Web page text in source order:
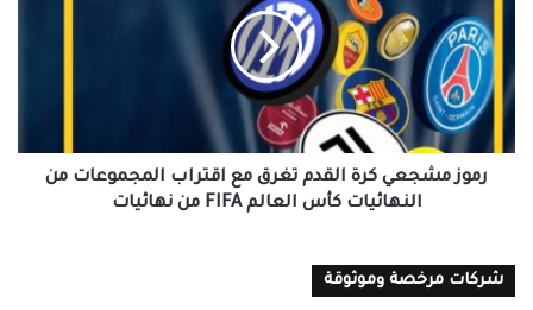
القدم
تغرق
مع
اقتراب
المجموعات
من
النهائيات
من
نهائيات
رموز مشجعي كرة القدم تغرق مع اقتراب المجموعات من
النهائيات كأس العالم FIFA من نهائيات
شركات مرخصة وموثوقة